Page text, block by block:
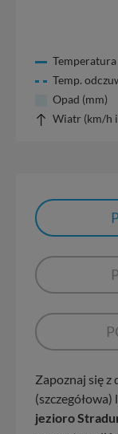
Temperatura
Temp.
Opad (mm)
Wiatr (km/h
Zapoznaj się
jezioro